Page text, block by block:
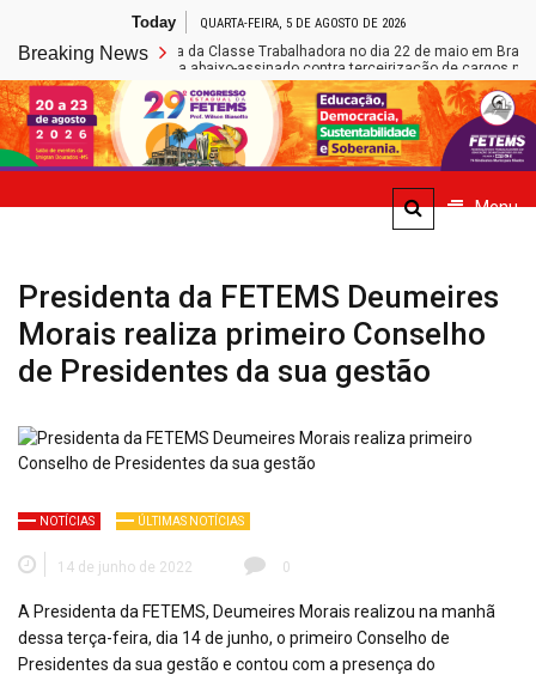
content
Today QUARTA-FEIRA, 5 DE AGOSTO DE 2026
Breaking News
participa da Marcha da Classe Trabalhadora no dia 22 de maio em Brasília
de Caarapó lança abaixo-assinado contra terceirização de cargos na Rede
Menu
Presidenta da FETEMS Deumeires
Morais realiza primeiro Conselho
de Presidentes da sua gestão
NOTÍCIAS ÚLTIMAS NOTÍCIAS
14 de junho de 2022 0
A Presidenta da FETEMS, Deumeires Morais realizou na manhã
dessa terça-feira, dia 14 de junho, o primeiro Conselho de
Presidentes da sua gestão e contou com a presença do